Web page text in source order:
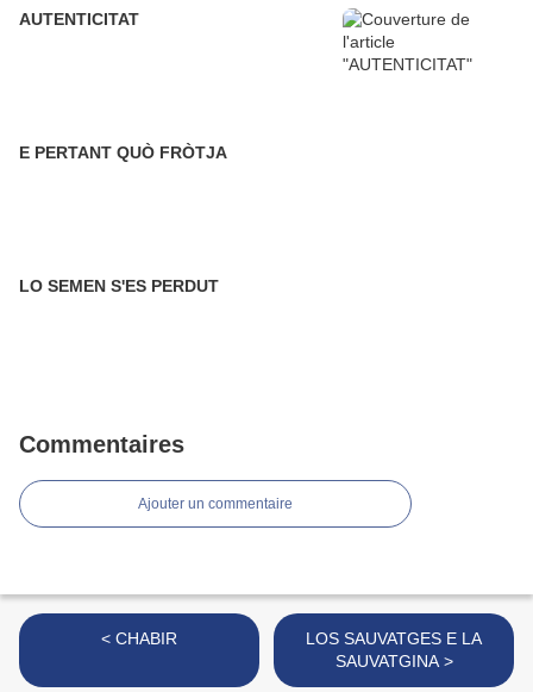
AUTENTICITAT
E PERTANT QUÒ FRÒTJA
LO SEMEN S'ES PERDUT
Commentaires
Ajouter un commentaire
< CHABIR
LOS SAUVATGES E LA
SAUVATGINA >